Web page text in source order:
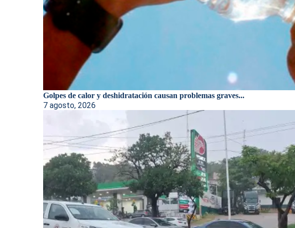
Golpes de calor y deshidratación causan problemas graves...
7 agosto, 2026